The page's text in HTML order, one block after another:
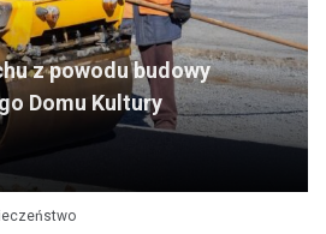
z powodu budowy
Domu Kultury